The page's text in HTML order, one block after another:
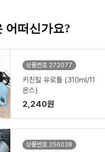
어떠신가요?
상품번호 272077
키친필 유로톨 (310ml/11
온스)
2,240원
상품번호 256038